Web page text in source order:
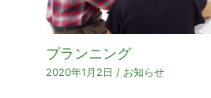
プランニング
2020年1月2日 / お知らせ